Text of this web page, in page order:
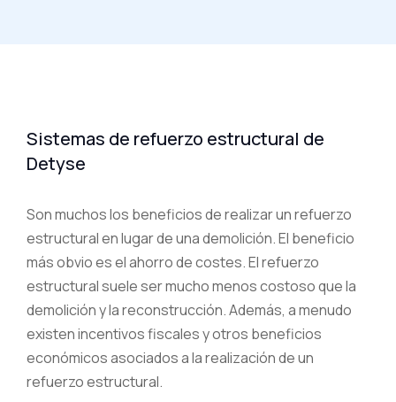
Sistemas de refuerzo estructural de
Detyse
Son muchos los beneficios de realizar un refuerzo
estructural en lugar de una demolición. El beneficio
más obvio es el ahorro de costes. El refuerzo
estructural suele ser mucho menos costoso que la
demolición y la reconstrucción. Además, a menudo
existen incentivos fiscales y otros beneficios
económicos asociados a la realización de un
refuerzo estructural.